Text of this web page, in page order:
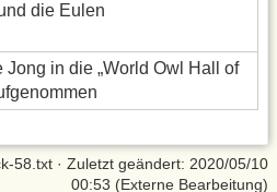
die Eulen
Jong in die „World Owl Hall of
58.txt · Zuletzt geändert: 2020/05/10
00:53 (Externe Bearbeitung)